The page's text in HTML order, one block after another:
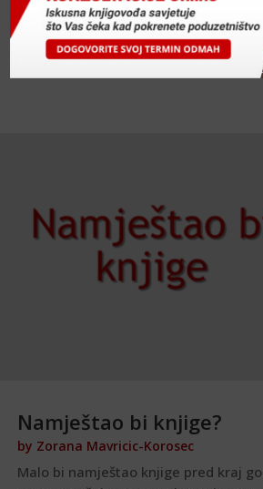
poduzeća. U posljednje vrijeme
obraćaju da ih konzultiram o
poduzeće. U ovom ću se tekstu
Namještao bi knjige?
by Zorana Mavricic-Korosec
Malo bi namještao knjige pred kraj